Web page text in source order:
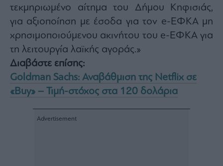
τεκμηριωμένο αίτημα του Δήμου Κηφισιάς,
για αξιοποίηση με έσοδα για τον e-ΕΦΚΑ μη
χρησιμοποιούμενου ακινήτου του e-ΕΦΚΑ για
τη λειτουργία λαϊκής αγοράς.»
Διαβάστε επίσης:
Goldman Sachs: Αναβάθμιση της Netflix σε
«Buy» – Τιμή-στόχος στα 120 δολάρια